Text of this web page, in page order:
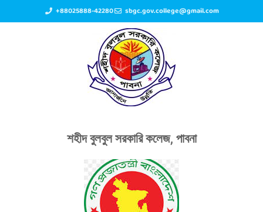
+88025888-42280 sbgc.gov.college@gmail.com
শহীদ বুলবুল সরকারি কলেজ, পাবনা